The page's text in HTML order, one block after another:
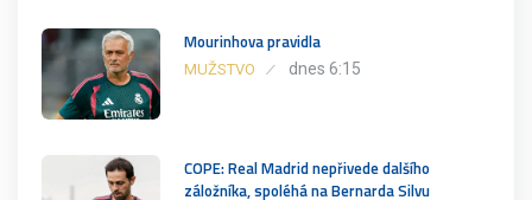
Mourinhova pravidla
MUŽSTVO dnes 6:15
COPE: Real Madrid nepřivede dalšího
záložníka, spoléhá na Bernarda Silvu